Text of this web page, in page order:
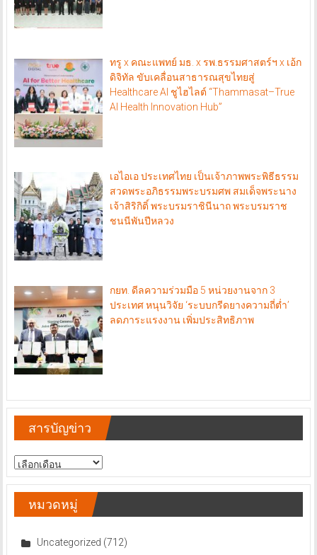
ทรู x คณะแพทย์ มธ. x รพ.ธรรมศาสตร์ฯ x เอ้ก
ดิจิทัล ขับเคลื่อนสาธารณสุขไทยสู่
Healthcare AI ชูไฮไลต์ “Thammasat–True
AI Health Innovation Hub”
เอไอเอ ประเทศไทย เป็นเจ้าภาพพระพิธีธรรม
สวดพระอภิธรรมพระบรมศพ สมเด็จพระนาง
เจ้าสิริกิติ์ พระบรมราชินีนาถ พระบรมราช
ชนนีพันปีหลวง
กยท. ดีลความร่วมมือ 5 หน่วยงานจาก 3
ประเทศ หนุนวิจัย ‘ระบบกรีดยางความถี่ต่ำ’
ลดภาระแรงงาน เพิ่มประสิทธิภาพ
สารบัญข่าว
สารบัญ
ข่าว
หมวดหมู่
Uncategorized (712)